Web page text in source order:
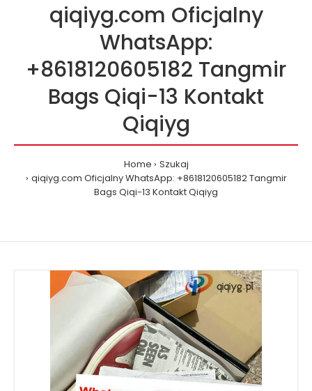
qiqiyg.com Oficjalny
WhatsApp:
+8618120605182 Tangmir
Bags Qiqi-13 Kontakt
Qiqiyg
Home
Szukaj
qiqiyg.com Oficjalny WhatsApp: +8618120605182 Tangmir
Bags Qiqi-13 Kontakt Qiqiyg